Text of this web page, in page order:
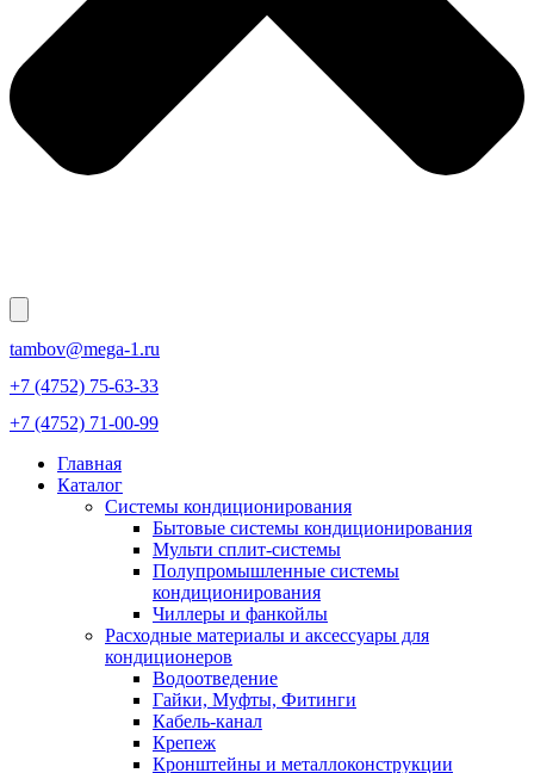
tambov@mega-1.ru
+7 (4752) 75-63-33
+7 (4752) 71-00-99
Главная
Каталог
Системы кондиционирования
Бытовые системы кондиционирования
Мульти сплит-системы
Полупромышленные системы
кондиционирования
Чиллеры и фанкойлы
Расходные материалы и аксессуары для
кондиционеров
Водоотведение
Гайки, Муфты, Фитинги
Кабель-канал
Крепеж
Кронштейны и металлоконструкции